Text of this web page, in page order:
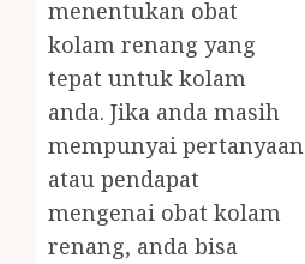
menentukan obat
kolam renang yang
tepat untuk kolam
anda. Jika anda masih
mempunyai pertanyaan
atau pendapat
mengenai obat kolam
renang, anda bisa